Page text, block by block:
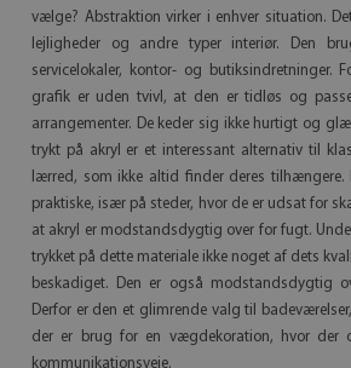
vælge? Abstraktion virker i enhver situation.
lejligheder og andre typer interiør. Den
servicelokaler, kontor- og butiksindretninger.
grafik er uden tvivl, at den er tidløs og
arrangementer. De keder sig ikke hurtigt og
trykt på akryl er et interessant alternativ til
lærred, som ikke altid finder deres tilhængere.
praktiske, især på steder, hvor de er udsat for
at akryl er modstandsdygtig over for fugt.
trykket på dette materiale ikke noget af dets
beskadiget. Den er også modstandsdygtig
Derfor er den et glimrende valg til
der er brug for en vægdekoration, hvor der
kommunikationsveje.